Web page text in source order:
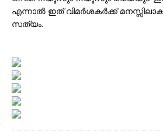
എന്നാൽ ഇത് വിമർശകർക്ക്
സത്യം.